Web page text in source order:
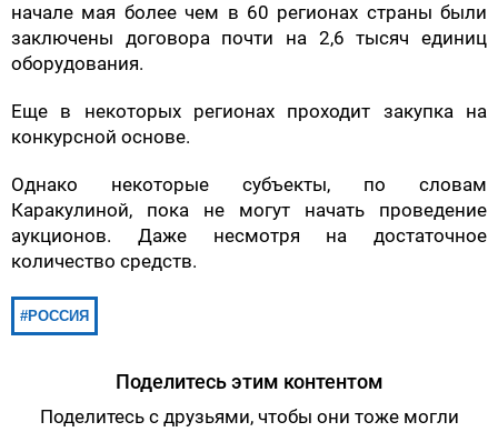
начале мая более чем в 60 регионах страны были
заключены договора почти на 2,6 тысяч единиц
оборудования.
Еще в некоторых регионах проходит закупка на
конкурсной основе.
Однако некоторые субъекты, по словам
Каракулиной, пока не могут начать проведение
аукционов. Даже несмотря на достаточное
количество средств.
РОССИЯ
Поделитесь этим контентом
Поделитесь с друзьями, чтобы они тоже могли